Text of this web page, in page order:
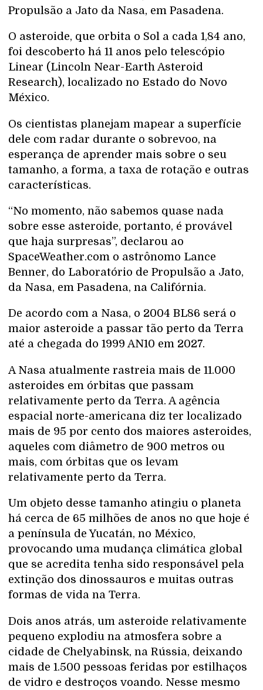
Propulsão a Jato da Nasa, em Pasadena.
O asteroide, que orbita o Sol a cada 1,84 ano,
foi descoberto há 11 anos pelo telescópio
Linear (Lincoln Near-Earth Asteroid
Research), localizado no Estado do Novo
México.
Os cientistas planejam mapear a superfície
dele com radar durante o sobrevoo, na
esperança de aprender mais sobre o seu
tamanho, a forma, a taxa de rotação e outras
características.
“No momento, não sabemos quase nada
sobre esse asteroide, portanto, é provável
que haja surpresas”, declarou ao
SpaceWeather.com o astrônomo Lance
Benner, do Laboratório de Propulsão a Jato,
da Nasa, em Pasadena, na Califórnia.
De acordo com a Nasa, o 2004 BL86 será o
maior asteroide a passar tão perto da Terra
até a chegada do 1999 AN10 em 2027.
A Nasa atualmente rastreia mais de 11.000
asteroides em órbitas que passam
relativamente perto da Terra. A agência
espacial norte-americana diz ter localizado
mais de 95 por cento dos maiores asteroides,
aqueles com diâmetro de 900 metros ou
mais, com órbitas que os levam
relativamente perto da Terra.
Um objeto desse tamanho atingiu o planeta
há cerca de 65 milhões de anos no que hoje é
a península de Yucatán, no México,
provocando uma mudança climática global
que se acredita tenha sido responsável pela
extinção dos dinossauros e muitas outras
formas de vida na Terra.
Dois anos atrás, um asteroide relativamente
pequeno explodiu na atmosfera sobre a
cidade de Chelyabinsk, na Rússia, deixando
mais de 1.500 pessoas feridas por estilhaços
de vidro e destroços voando. Nesse mesmo